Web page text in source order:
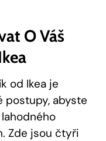
O Váš
od Ikea je
postupy, abyste
Zde jsou čtyři